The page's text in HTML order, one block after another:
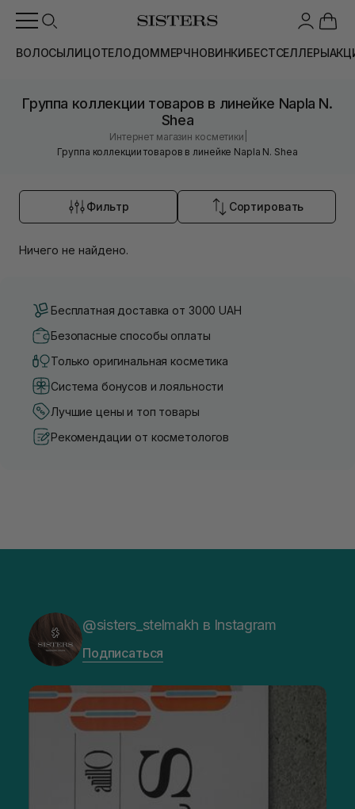
ВОЛОСЫЛИЦОТЕЛОДОММЕРЧНОВИНКИБЕСТСЕЛЛЕРЫ
Группа коллекции товаров в линейке Napla N.
Shea
Интернет магазин косметики
Группа коллекции товаров в линейке Napla N. Shea
Фильтр Сортировать
Ничего не найдено.
Бесплатная доставка от 3000 UAH
Безопасные способы оплаты
Только оригинальная косметика
Система бонусов и лояльности
Лучшие цены и топ товары
Рекомендации от косметологов
@sisters_stelmakh в Instagram
Подписаться